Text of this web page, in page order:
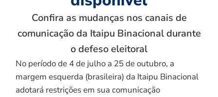
Confira as mudanças nos canais de
comunicação da Itaipu Binacional durante
o defeso eleitoral
No período de 4 de julho a 25 de outubro, a
margem esquerda (brasileira) da Itaipu Binacional
adotará restrições em sua comunicação